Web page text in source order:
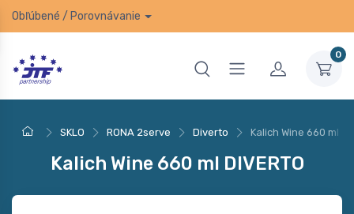
Obľúbené / Porovnávanie
0
SKLO RONA 2serve Diverto Kalich Wine 660 ml
Kalich Wine 660 ml DIVERTO